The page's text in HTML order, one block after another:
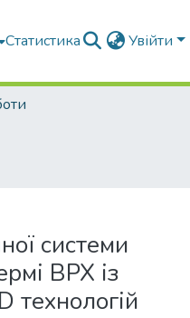
Статистика Увійти
системи
ВРХ із
технологій